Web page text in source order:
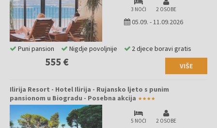
3 NOĆI 2 OSOBE
05.09. -11.09.2026
555 € VIŠE
Puni pansion Nigdje povoljnije 2 djece boravi gratis
Ilirija Resort - Hotel Ilirija - Rujansko ljeto s punim
pansionom u Biogradu - Posebna akcija
5 NOĆI 2 OSOBE